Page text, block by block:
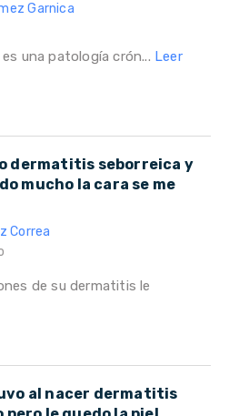
Garnica
una patología crón... Leer
dermatitis seborreica y
mucho la cara se me
Correa
de su dermatitis le
al nacer dermatitis